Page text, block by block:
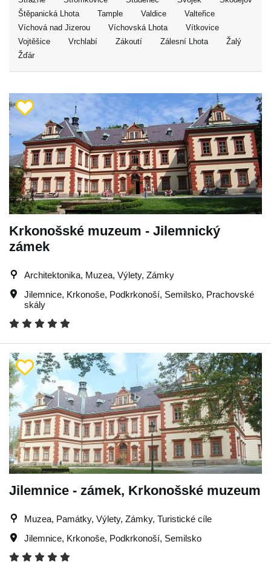
Štěpanická Lhota
Tample Valdice
Valteřice
Víchová nad Jizerou
Víchovská Lhota
Vítkovice
Vojtěšice
Vrchlabí Zákoutí Zálesní Lhota
Žalý
Žďár
Krkonošské muzeum - Jilemnický
zámek
Architektonika, Muzea, Výlety, Zámky
Jilemnice, Krkonoše, Podkrkonoší, Semilsko, Prachovské
skály
Jilemnice - zámek, Krkonošské muzeum
Muzea, Památky, Výlety, Zámky, Turistické cíle
Jilemnice, Krkonoše, Podkrkonoší, Semilsko